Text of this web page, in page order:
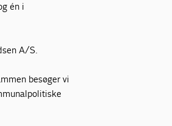
én i
A/S.
besøger vi